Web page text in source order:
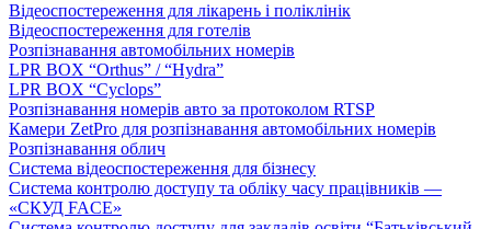
Відеоспостереження для лікарень і поліклінік
Відеоспостереження для готелів
Розпізнавання автомобільних номерів
LPR BOX “Orthus” / “Hydra”
LPR BOX “Cyclops”
Розпізнавання номерів авто за протоколом RTSP
Камери ZetPro для розпізнавання автомобільних номерів
Розпізнавання облич
Система відеоспостереження для бізнесу
Система контролю доступу та обліку часу працівників —
«СКУД FACE»